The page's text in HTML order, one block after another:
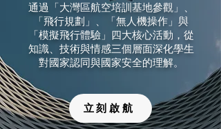
通過「大灣區航空培訓基地參觀」、
「飛行規劃」、「無人機操作」與
「模擬飛行體驗」四大核心活動，從
知識、技術與情感三個層面深化學生
對國家認同與國家安全的理解。
立刻啟航